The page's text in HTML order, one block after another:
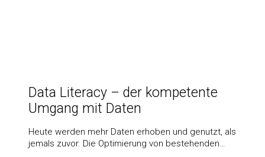
Data Literacy – der kompetente
Umgang mit Daten
Heute werden mehr Daten erhoben und genutzt, als
jemals zuvor. Die Optimierung von bestehenden…